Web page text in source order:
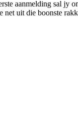
aanmelding sal jy
uit die boonste